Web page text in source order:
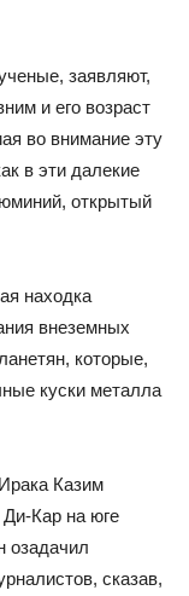
заявляют,
и его возраст
во внимание эту
в эти далекие
открытый
находка
внеземных
которые,
куски металла
Казим
Кар на юге
озадачил
сказав,